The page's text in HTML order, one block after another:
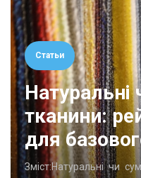
Статьи
Натуральні
тканини:
для
Зміст:Натуральні чи